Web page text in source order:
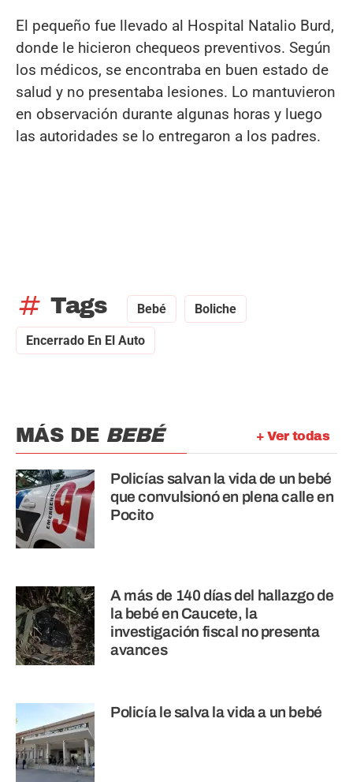
El pequeño fue llevado al Hospital Natalio Burd,
donde le hicieron chequeos preventivos. Según
los médicos, se encontraba en buen estado de
salud y no presentaba lesiones. Lo mantuvieron
en observación durante algunas horas y luego
las autoridades se lo entregaron a los padres.
tag Tags Bebé Boliche
Encerrado En El Auto
+ Ver todas
MÁS DE BEBÉ
Policías salvan la vida de un bebé
que convulsionó en plena calle en
Pocito
A más de 140 días del hallazgo de
la bebé en Caucete, la
investigación fiscal no presenta
avances
Policía le salva la vida a un bebé